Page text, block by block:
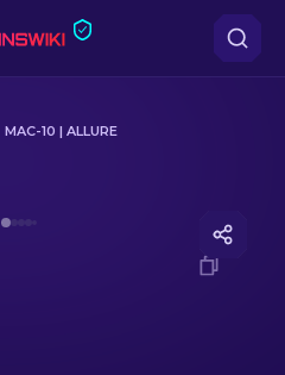
MAC-10 | ALLURE